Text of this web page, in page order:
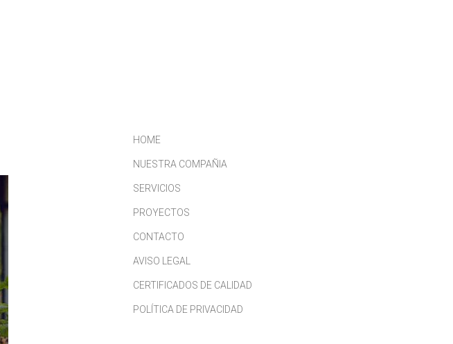
HOME
NUESTRA COMPAÑIA
SERVICIOS
PROYECTOS
CONTACTO
AVISO LEGAL
CERTIFICADOS DE CALIDAD
POLÍTICA DE PRIVACIDAD